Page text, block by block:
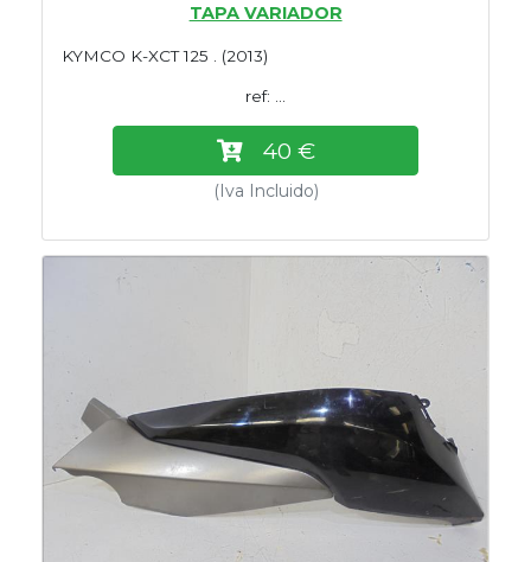
TAPA VARIADOR
KYMCO K-XCT 125 . (2013)
ref: ...
40 €
(Iva Incluido)